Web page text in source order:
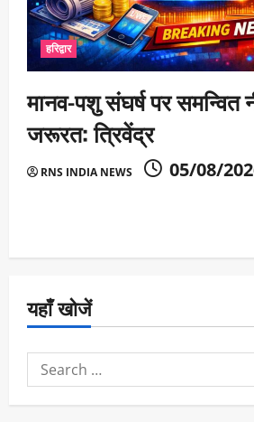
हरिद्वार
मानव-पशु संघर्ष पर समन्वित
जरूरत: त्रिवेंद्र
RNS INDIA NEWS 05/08/
यहाँ खोजें
Search
for: